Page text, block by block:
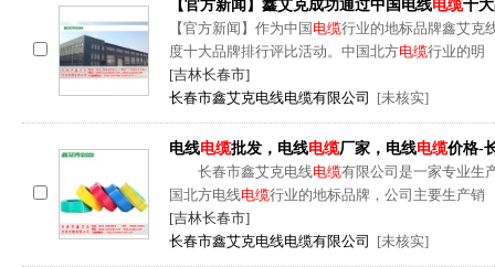
【官方新闻】鑫艾克成功通过中国电线电缆十
【官方新闻】作为中国 电缆行业的地标品牌鑫艾克
度十大品牌排行评比活动。中国北方电缆行业的明
[吉林长春市]
长春市鑫艾克电线电缆有限公司
[未核实]
电线电缆批发，电线电缆厂家，电线电缆价格-
长春市鑫艾克电线电缆有限公司是一家专业生
国北方电线电缆行业的地标品牌，公司主要生产销
[吉林长春市]
长春市鑫艾克电线电缆有限公司
[未核实]